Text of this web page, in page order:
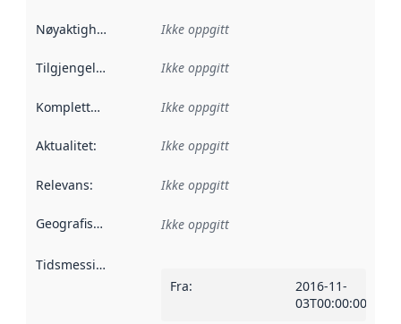
Nøyaktighet Ikke oppgitt
Tilgjengelighet Ikke oppgitt
Kompletthet Ikke oppgitt
Aktualitet: Ikke oppgitt
Relevans: Ikke oppgitt
Geografisk avgrensning :
Ikke oppgitt
Tidsmessig avgrensning
Fra:
2016-11-
03T00:00:00Z